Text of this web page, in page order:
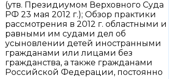
(утв. Президиумом Верховного Суда
РФ 23 мая 2012 г.); Обзор практики
рассмотрения в 2012 г. областными и
равными им судами дел об
усыновлении детей иностранными
гражданами или лицами без
гражданства, а также гражданами
Российской Федерации, постоянно